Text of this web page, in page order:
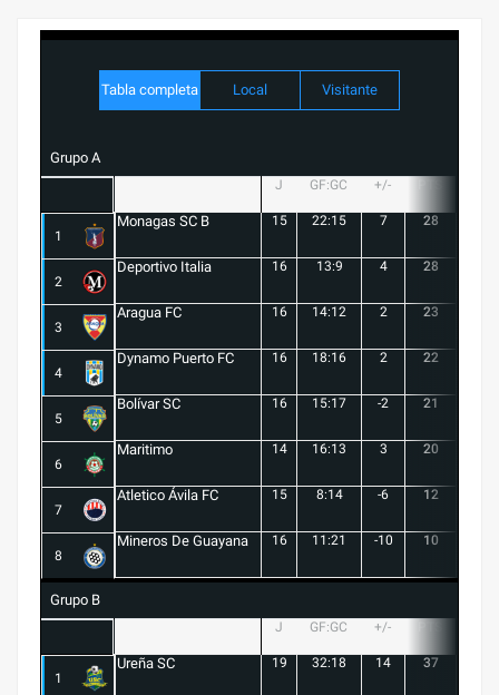
Tabla completa Local Visitante
Grupo A
J GF:GC +/-
1
Monagas SC B 15 22:15 7 28
2
Deportivo Italia 16 13:9 4 28
3
Aragua FC 16 14:12 2 23
4
Dynamo Puerto FC 16 18:16 2 22
5
Bolívar SC 16 15:17 -2 21
6
Maritimo 14 16:13 3 20
7
Atletico Ávila FC 15 8:14 -6 12
8
Mineros De Guayana 16 11:21 -10 10
Grupo B
J GF:GC +/-
1
Ureña SC 19 32:18 14 37